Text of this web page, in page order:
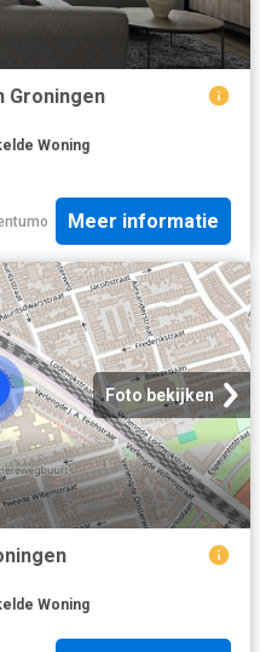
Groningen
Woning
Meer informatie
Foto bekijken
Woning